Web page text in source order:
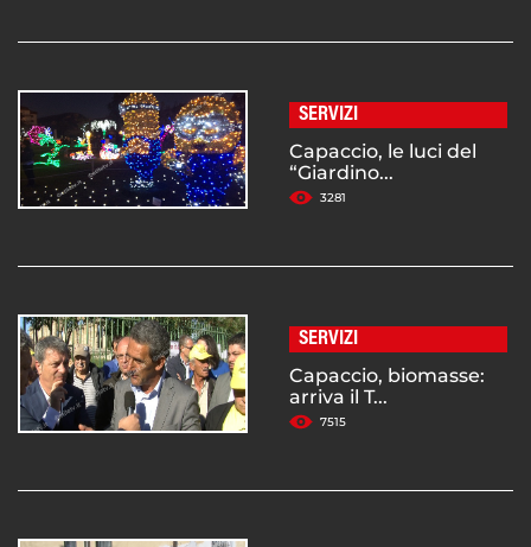
SERVIZI
Capaccio, le luci del
“Giardino...
3281
SERVIZI
Capaccio, biomasse:
arriva il T...
7515